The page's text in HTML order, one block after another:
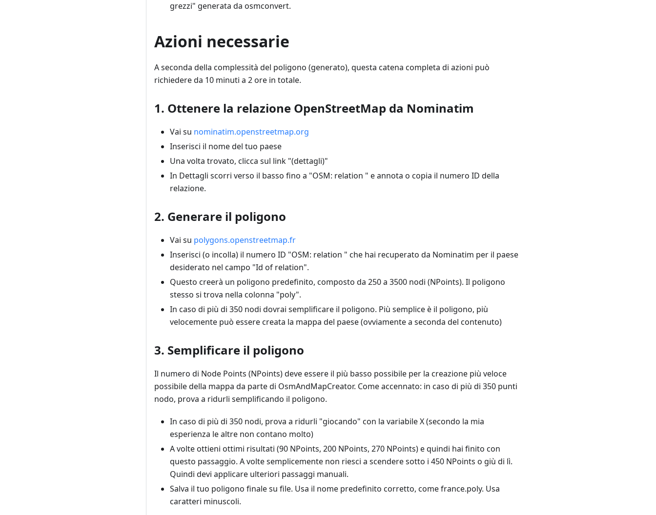
grezzi" generata da osmconvert.
Azioni necessarie
A seconda della complessità del poligono (generato), questa catena completa di azioni può
richiedere da 10 minuti a 2 ore in totale.
1. Ottenere la relazione OpenStreetMap da Nominatim
Vai su nominatim.openstreetmap.org
Inserisci il nome del tuo paese
Una volta trovato, clicca sul link "(dettagli)"
In Dettagli scorri verso il basso fino a "OSM: relation " e annota o copia il numero ID della
relazione.
2. Generare il poligono
Vai su polygons.openstreetmap.fr
Inserisci (o incolla) il numero ID "OSM: relation " che hai recuperato da Nominatim per il paese
desiderato nel campo "Id of relation".
Questo creerà un poligono predefinito, composto da 250 a 3500 nodi (NPoints). Il poligono
stesso si trova nella colonna "poly".
In caso di più di 350 nodi dovrai semplificare il poligono. Più semplice è il poligono, più
velocemente può essere creata la mappa del paese (ovviamente a seconda del contenuto)
3. Semplificare il poligono
Il numero di Node Points (NPoints) deve essere il più basso possibile per la creazione più veloce
possibile della mappa da parte di OsmAndMapCreator. Come accennato: in caso di più di 350 punti
nodo, prova a ridurli semplificando il poligono.
In caso di più di 350 nodi, prova a ridurli "giocando" con la variabile X (secondo la mia
esperienza le altre non contano molto)
A volte ottieni ottimi risultati (90 NPoints, 200 NPoints, 270 NPoints) e quindi hai finito con
questo passaggio. A volte semplicemente non riesci a scendere sotto i 450 NPoints o giù di lì.
Quindi devi applicare ulteriori passaggi manuali.
Salva il tuo poligono finale su file. Usa il nome predefinito corretto, come france.poly. Usa
caratteri minuscoli.